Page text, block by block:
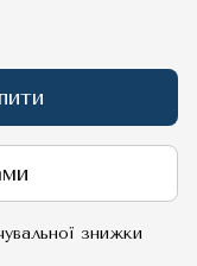
знижки